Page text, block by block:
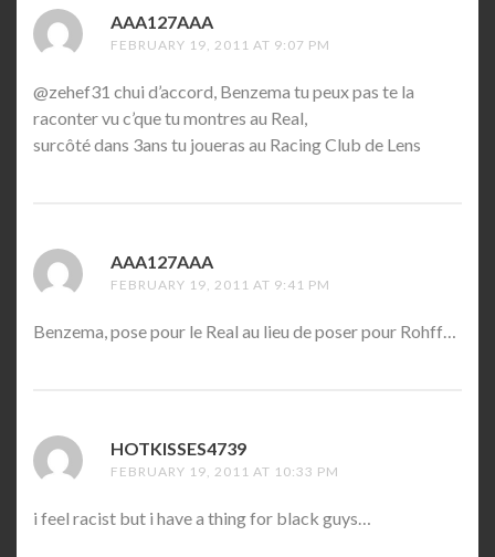
AAA127AAA
FEBRUARY 19, 2011 AT 9:07 PM
@zehef31 chui d’accord, Benzema tu peux pas te la
raconter vu c’que tu montres au Real,
surcôté dans 3ans tu joueras au Racing Club de Lens
AAA127AAA
FEBRUARY 19, 2011 AT 9:41 PM
Benzema, pose pour le Real au lieu de poser pour Rohff…
HOTKISSES4739
FEBRUARY 19, 2011 AT 10:33 PM
i feel racist but i have a thing for black guys…